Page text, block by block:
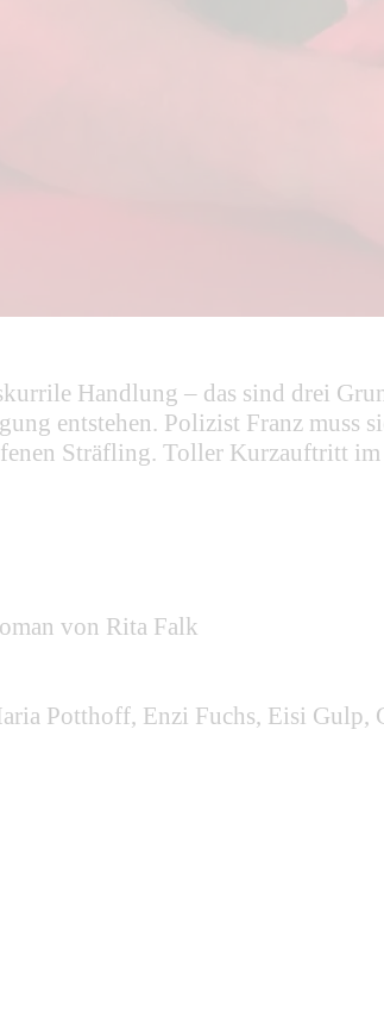
Handlung – das sind drei
entstehen. Polizist Franz
Sträfling. Toller Kurzauftritt
von Rita Falk
Potthoff, Enzi Fuchs, Eisi